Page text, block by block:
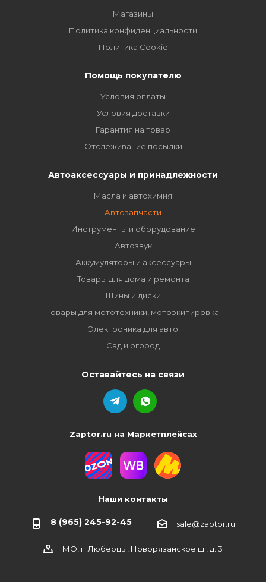
Магазины
Политика конфиденциальности
Политика Cookie
Помощь покупателю
Условия оплаты
Условия доставки
Гарантия на товар
Отслеживание посылки
Автоаксессуары и принадлежности
Масла и автохимия
Автозапчасти
Инструменты и оборудование
Автозвук
Аккумуляторы и аксессуары
Товары для дома и ремонта
Шины и диски
Товары для мототехники, мотоэкипировка
Электроника для авто
Сад и огород
Оставайтесь на связи
Zaptor.ru на Маркетплейсах
Наши контакты
8 (965) 245-92-45 sale@zaptor.ru
МО, г. Люберцы, Новорязанское ш., д. 3